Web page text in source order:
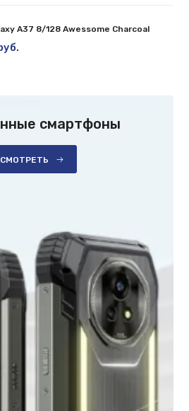
A37 8/128 Awessome Charcoal
смартфоны
СМОТРЕТЬ